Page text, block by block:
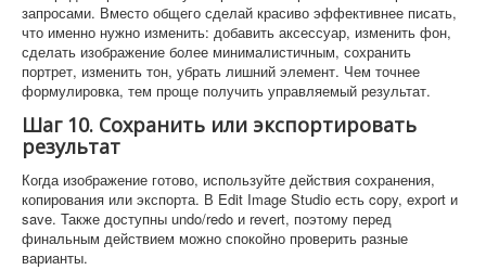
запросами. Вместо общего сделай красиво эффективнее писать,
что именно нужно изменить: добавить аксессуар, изменить фон,
сделать изображение более минималистичным, сохранить
портрет, изменить тон, убрать лишний элемент. Чем точнее
формулировка, тем проще получить управляемый результат.
Шаг 10. Сохранить или экспортировать
результат
Когда изображение готово, используйте действия сохранения,
копирования или экспорта. В Edit Image Studio есть copy, export и
save. Также доступны undo/redo и revert, поэтому перед
финальным действием можно спокойно проверить разные
варианты.